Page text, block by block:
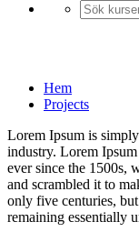
Hem
Projects
Lorem Ipsum is
industry. Lorem Ipsum
ever since the 1500s,
and scrambled it to
only five centuries,
remaining essentially